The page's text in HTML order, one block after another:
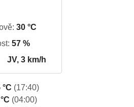
30 °C
57 %
JV, 3 km/h
°C (17:40)
(04:00)